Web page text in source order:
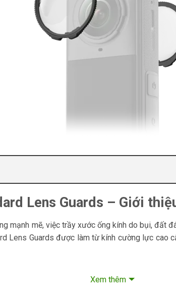
Lens Guards – Giới
mạnh mẽ, việc trầy xước ống kính do bụi, đất
Lens Guards được làm từ kính cường lực cao
Xem thêm